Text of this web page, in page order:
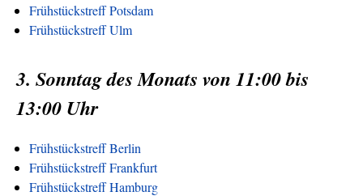
Frühstückstreff Potsdam
Frühstückstreff Ulm
3. Sonntag des Monats von 11:00 bis
13:00 Uhr
Frühstückstreff Berlin
Frühstückstreff Frankfurt
Frühstückstreff Hamburg